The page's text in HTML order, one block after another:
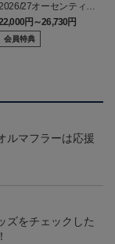
27オーセンティッ
ユニフォーム(FP1st/半
)
円～26,730円
会員特典
ルマフラーは応援
ズをチェックした